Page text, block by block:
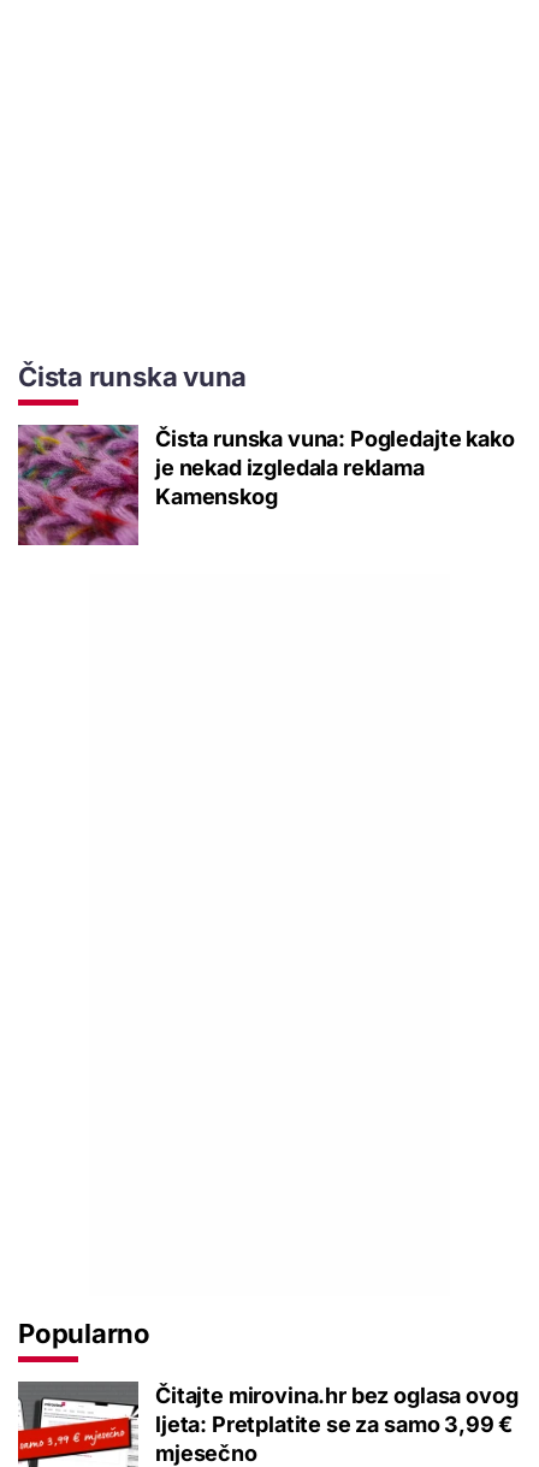
Čista runska vuna
Čista runska vuna: Pogledajte kako
je nekad izgledala reklama
Kamenskog
Popularno
Čitajte mirovina.hr bez oglasa ovog
ljeta: Pretplatite se za samo 3,99 €
mjesečno